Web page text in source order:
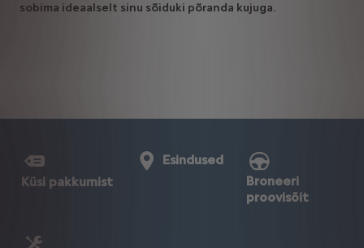
sobima ideaalselt sinu sõiduki põranda kujuga.
Küsi pakkumist
Esindused
Broneeri
proovisõit